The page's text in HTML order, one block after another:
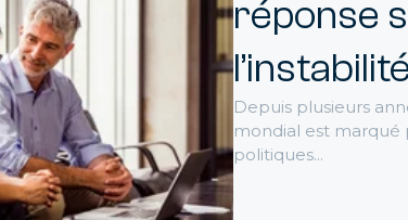
Par métier
de gestion - FP&A
questions que doivent se poser
financières avant de
CONSEILS
réponse
Depuis plusieurs
mondial est marqué
politiques...